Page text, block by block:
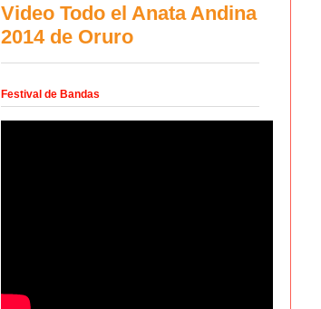
Video Todo el Anata Andina
2014 de Oruro
Festival de Bandas